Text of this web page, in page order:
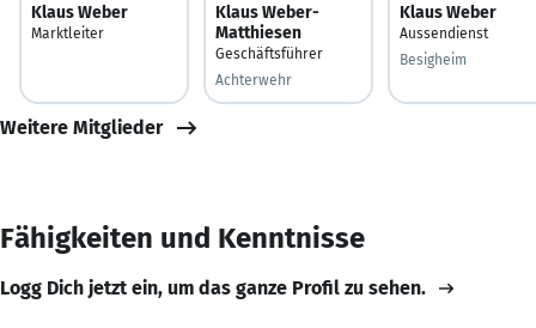
Klaus Weber
Marktleiter
Klaus Weber-
Matthiesen
Geschäftsführer
Achterwehr
Klaus Weber
Aussendienst
Besigheim
Weitere Mitglieder
Fähigkeiten und Kenntnisse
Logg Dich jetzt ein, um das ganze Profil zu sehen.